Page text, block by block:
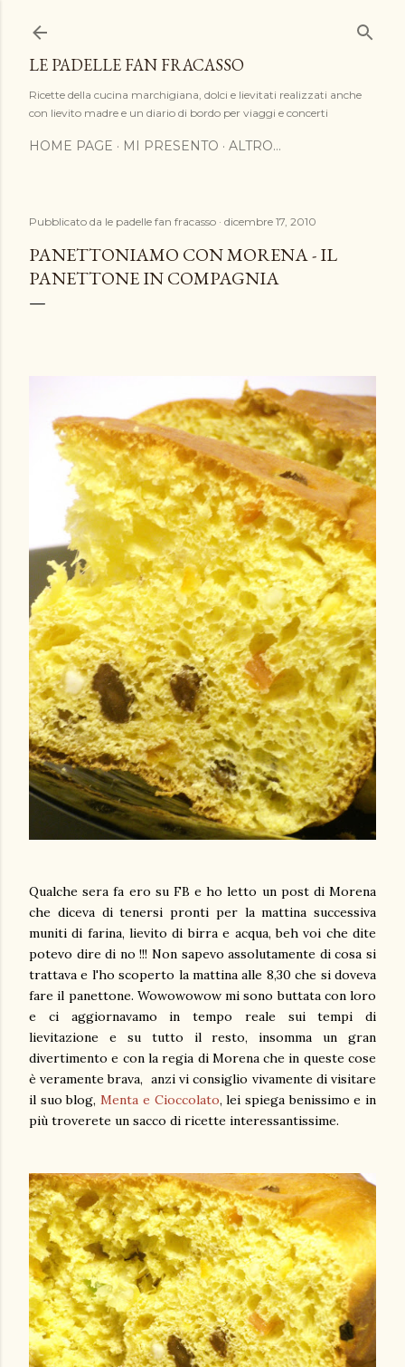
LE PADELLE FAN FRACASSO
Ricette della cucina marchigiana, dolci e lievitati realizzati anche
con lievito madre e un diario di bordo per viaggi e concerti
HOME PAGE MI PRESENTO ALTRO…
Pubblicato da le padelle fan fracasso dicembre 17, 2010
PANETTONIAMO CON MORENA - IL
PANETTONE IN COMPAGNIA
Qualche sera fa ero su FB e ho letto un post di Morena
che diceva di tenersi pronti per la mattina successiva
muniti di farina, lievito di birra e acqua , beh voi che dite
potevo dire di no !!! Non sapevo assolutamente di cosa si
trattava e l'ho scoperto la mattina alle 8,30 che si doveva
fare il panettone. Wowowowow mi sono buttata con loro
e ci aggiornavamo in tempo reale sui tempi di
lievitazione e su tutto il resto, insomma un gran
divertimento e con la regia di Morena che in queste cose
è veramente brava, anzi vi consiglio vivamente di visitare
il suo blog,Menta e Cioccolato, lei spiega benissimo e in
più troverete un sacco di ricette interessantissime.